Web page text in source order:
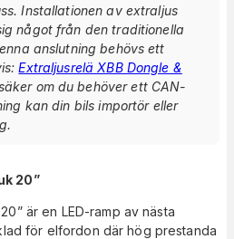
Installationen av extraljus
något från den traditionella
anslutning behövs ett
Extraljusrelä XBB Dongle &
om du behöver ett CAN-
kan din bils importör eller
20”
är en LED-ramp av nästa
för elfordon där hög prestanda